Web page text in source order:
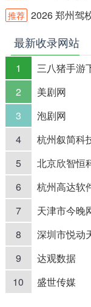
推荐 2026 郑州驾
最新收录网站
1
三八猪手游
2
美剧网
3
泡剧网
4
杭州叙简科
5
北京欣智恒
6
杭州高达软
7
天津市今晚
8
深圳市悦动
9
达观数据
10
盛世传媒